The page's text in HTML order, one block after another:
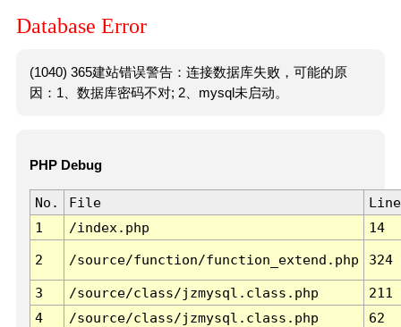
Database Error
(1040) 365建站错误警告：连接数据库失败，可能的原
因：1、数据库密码不对; 2、mysql未启动。
PHP Debug
No. File
Line
1
/index.php 14
2 /source/function/function_extend.php 324
3 /source/class/jzmysql.class.php
211
4
/source/class/jzmysql.class.php
62